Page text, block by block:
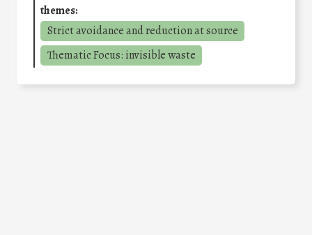
themes:
Strict avoidance and reduction at source
Thematic Focus: invisible waste